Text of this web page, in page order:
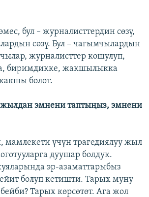
бул – журналисттердин сөзү,
сөзү. Бул – чагымчылардын
журналисттер кошулуп,
биримдикке, жакшылыкка
болот.
жылдан эмнени таптыңыз, эмнени
мамлекети үчүн трагедиялуу жыл
дуушар болдук.
эр-азаматтарыбыз
болуп кетишти. Тарых муну
Тарых көрсөтөт. Ага жол